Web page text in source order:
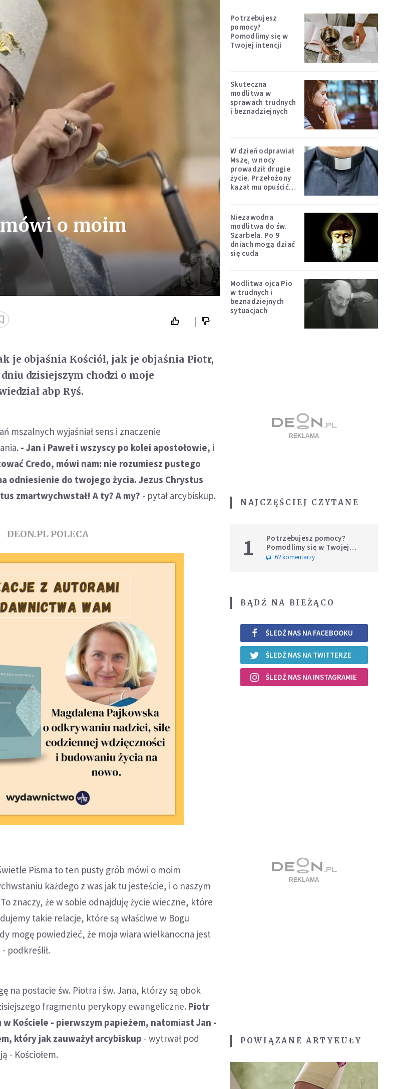
o moim
je objaśnia Kościół, jak je objaśnia Piotr,
dzisiejszym chodzi o moje
abp Ryś.
mszalnych wyjaśniał sens i znaczenie
- Jan i Paweł i wszyscy po kolei apostołowie, i
Credo, mówi nam: nie rozumiesz pustego
odniesienie do twojego życia. Jezus Chrystus
zmartwychwstał! A ty? A my? - pytał arcybiskup.
DEON.PL POLECA
Pisma to ten pusty grób mówi o moim
każdego z was jak tu jesteście, i o naszym
znaczy, że w sobie odnajduję życie wieczne, które
takie relacje, które są właściwe w Bogu
mogę powiedzieć, że moja wiara wielkanocna jest
podkreślił.
na postacie św. Piotra i św. Jana, którzy są obok
fragmentu perykopy ewangeliczne. Piotr
Kościele - pierwszym papieżem, natomiast Jan -
który jak zauważył arcybiskup - wytrwał pod
- Kościołem.
Potrzebujesz
pomocy?
Pomodlimy się w
Twojej intencji
Skuteczna
modlitwa w
sprawach trudnych
i beznadziejnych
W dzień odprawiał
Mszę, w nocy
prowadził drugie
życie. Przełożony
kazał mu opuścić
Niezawodna
modlitwa do św.
Szarbela. Po 9
dniach mogą dziać
się cuda
Modlitwa ojca Pio
w trudnych i
beznadziejnych
sytuacjach
NAJCZĘŚCIEJ CZYTANE
1
Potrzebujesz pomocy?
Pomodlimy się w Twojej
intencji
62 komentarzy
BĄDŹ NA BIEŻĄCO
ŚLEDŹ NAS NA FACEBOOKU
ŚLEDŹ NAS NA TWITTERZE
ŚLEDŹ NAS NA INSTAGRAMIE
POWIĄZANE ARTYKUŁY